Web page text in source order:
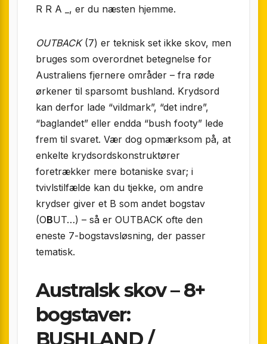
R R A _, er du næsten hjemme.
OUTBACK(7) er teknisk set ikke skov, men
bruges som overordnet betegnelse for
Australiens fjernere områder – fra røde
ørkener til sparsomt bushland. Krydsord
kan derfor lade “vildmark”, “det indre”,
“baglandet” eller endda “bush footy” lede
frem til svaret. Vær dog opmærksom på, at
enkelte krydsordskonstruktører
foretrækker mere botaniske svar; i
tvivlstilfælde kan du tjekke, om andre
krydser giver et B som andet bogstav
(OBUT…) – så er OUTBACK ofte den
eneste 7-bogstavsløsning, der passer
tematisk.
Australsk skov – 8+
bogstaver:
BUSHLAND /